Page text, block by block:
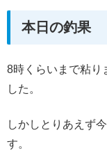
本日の釣果
8時くらいまで粘り
した。
しかしとりあえず
す。